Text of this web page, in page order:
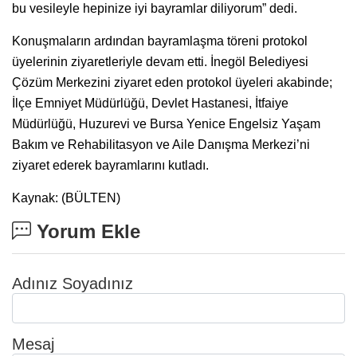
bu vesileyle hepinize iyi bayramlar diliyorum” dedi.
Konuşmaların ardından bayramlaşma töreni protokol
üyelerinin ziyaretleriyle devam etti. İnegöl Belediyesi
Çözüm Merkezini ziyaret eden protokol üyeleri akabinde;
İlçe Emniyet Müdürlüğü, Devlet Hastanesi, İtfaiye
Müdürlüğü, Huzurevi ve Bursa Yenice Engelsiz Yaşam
Bakım ve Rehabilitasyon ve Aile Danışma Merkezi’ni
ziyaret ederek bayramlarını kutladı.
Kaynak: (BÜLTEN)
Yorum Ekle
Adınız Soyadınız
Mesaj